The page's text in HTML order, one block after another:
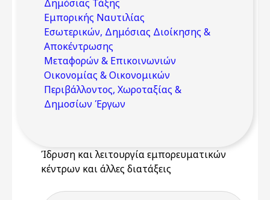
Δημόσιας Τάξης
Εμπορικής Ναυτιλίας
Εσωτερικών, Δημόσιας Διοίκησης &
Αποκέντρωσης
Μεταφορών & Επικοινωνιών
Οικονομίας & Οικονομικών
Περιβάλλοντος, Χωροταξίας &
Δημοσίων Έργων
Ίδρυση και λειτουργία εμπορευματικών
κέντρων και άλλες διατάξεις